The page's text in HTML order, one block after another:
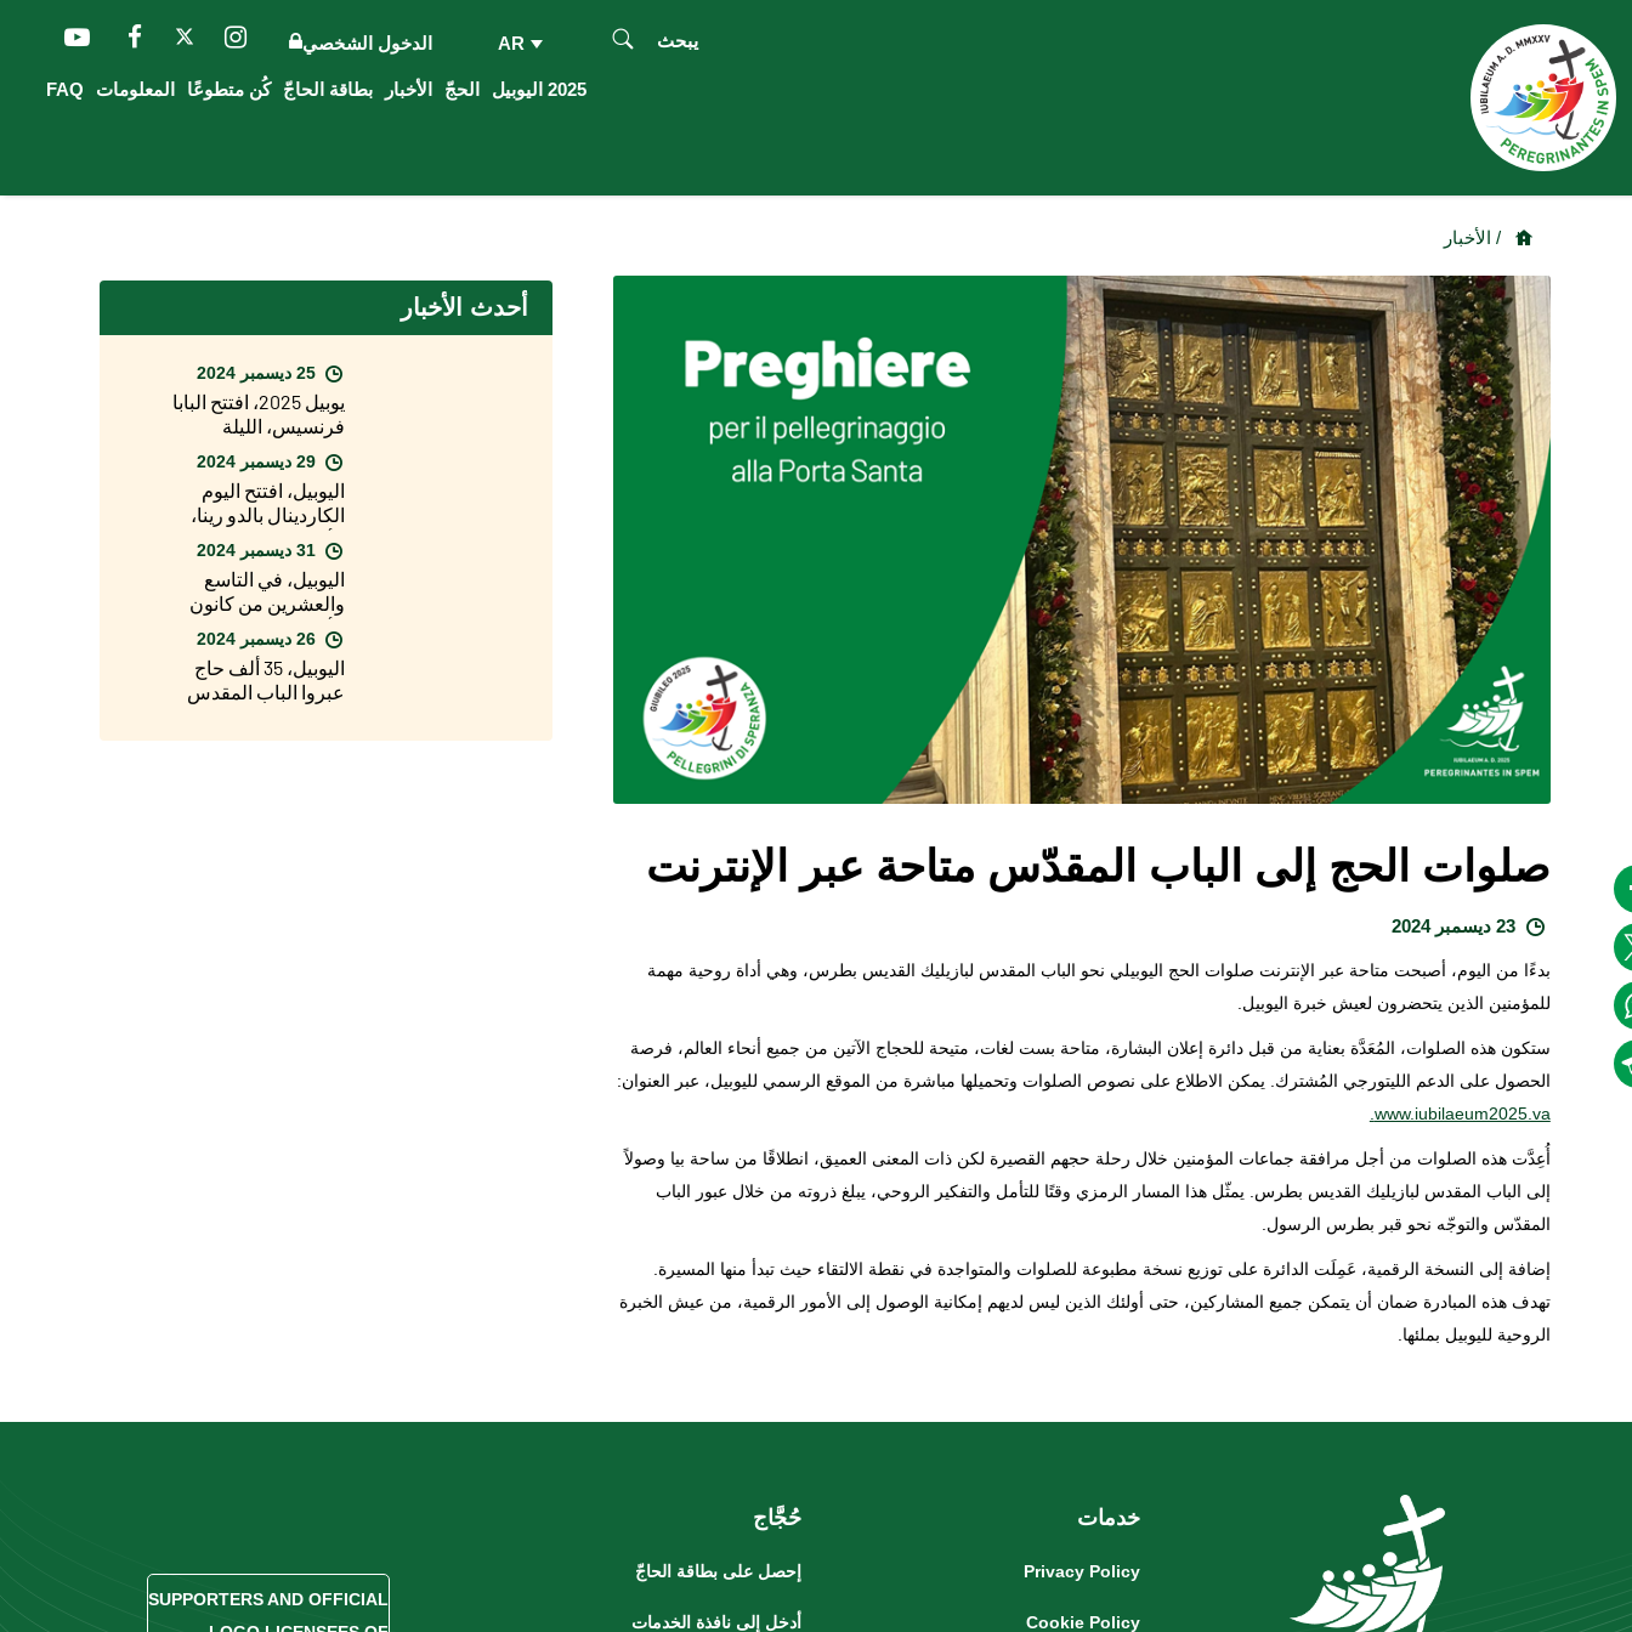
الدخول الشخصي AR يبحث
2025 اليوبيل الحجّ الأخبار بطاقة الحاجّ كُن متطوعًا المعلومات FAQ
/ الأخبار
صلوات الحج إلى الباب المقدّس متاحة عبر الإنترنت
23 ديسمبر 2024
بدءًا من اليوم، أصبحت متاحة عبر الإنترنت صلوات الحج اليوبيلي نحو الباب المقدس لبازيليك القديس بطرس، وهي أداة روحية مهمة
للمؤمنين الذين يتحضرون لعيش خبرة اليوبيل.
ستكون هذه الصلوات، المُعَدَّة بعناية من قبل دائرة إعلان البشارة، متاحة بست لغات، متيحة للحجاج الآتين من جميع أنحاء العالم، فرصة
الحصول على الدعم الليتورجي المُشترك. يمكن الاطلاع على نصوص الصلوات وتحميلها مباشرة من الموقع الرسمي لليوبيل، عبر العنوان:
www.iubilaeum2025.va.
أُعِدَّت هذه الصلوات من أجل مرافقة جماعات المؤمنين خلال رحلة حجهم القصيرة لكن ذات المعنى العميق، انطلاقًا من ساحة بيا وصولاً
إلى الباب المقدس لبازيليك القديس بطرس. يمثّل هذا المسار الرمزي وقتًا للتأمل والتفكير الروحي، يبلغ ذروته من خلال عبور الباب
المقدّس والتوجّه نحو قبر بطرس الرسول.
إضافة إلى النسخة الرقمية، عَمِلَت الدائرة على توزيع نسخة مطبوعة للصلوات والمتواجدة في نقطة الالتقاء حيث تبدأ منها المسيرة.
تهدف هذه المبادرة ضمان أن يتمكن جميع المشاركين، حتى أولئك الذين ليس لديهم إمكانية الوصول إلى الأمور الرقمية، من عيش الخبرة
الروحية لليوبيل بملئها.
أحدث الأخبار
يوبيل 2025، افتتح البابا
فرنسيس، الليلة
الماضية، الباب
المقدس لبازيليك
القديس بطرس
اليوبيل، افتتح اليوم
الكاردينال بالدو رينا،
الأسقف المعاون
لأبرشية روما، الباب
المقدس لكاتدرائية
القديس يوحنا في
اللاتران
اليوبيل، في التاسع
والعشرين من كانون
الأول/ديسمبر، الافتتاح
الرسمي للسنة
المقدسة في الأبرشيات
حول العالم
اليوبيل، 35 ألف حاج
عبروا الباب المقدس
بطرس في يوم عيد
خدمات
Privacy Policy
Cookie Policy
حُجَّاج
إحصل على بطاقة الحاجّ
أدخل إلى نافذة الخدمات
SUPPORTERS AND OFFICIAL